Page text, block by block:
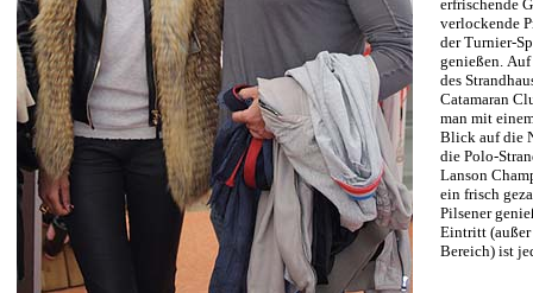
erfrischende
verlockende
der Turnier-
genießen. Auf
des
Catamaran
man mit
Blick auf die
die Polo-
Lanson
ein frisch
Pilsener
Eintritt (außer
Bereich) ist